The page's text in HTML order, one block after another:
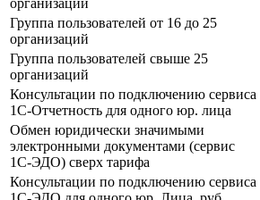
организаций
Группа пользователей от 16 до 25
организаций
Группа пользователей свыше 25
организаций
Консультации по подключению сервиса
1С-Отчетность для одного юр. лица
Обмен юридически значимыми
электронными документами (сервис
1С-ЭДО) сверх тарифа
Консультации по подключению сервиса